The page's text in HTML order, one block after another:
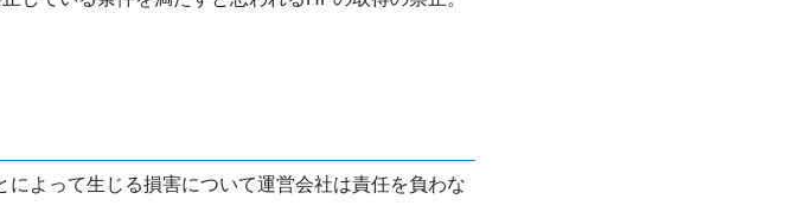
によって生じる損害について運営会社は責任を負わな